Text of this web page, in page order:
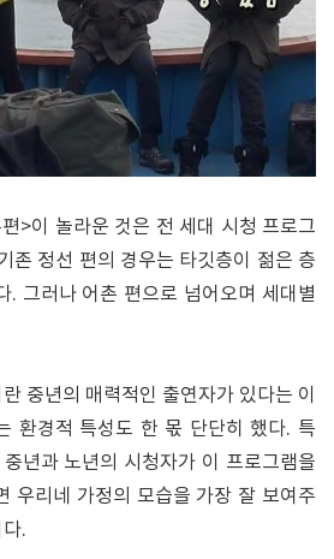
>이 놀라운 것은 전 세대 시청 프로그
존 정선 편의 경우는 타깃층이 젊은 층
. 그러나 어촌 편으로 넘어오며 세대별
중년의 매력적인 출연자가 있다는 이
환경적 특성도 한 몫 단단히 했다. 특
년과 노년의 시청자가 이 프로그램을
우리네 가정의 모습을 가장 잘 보여주
.